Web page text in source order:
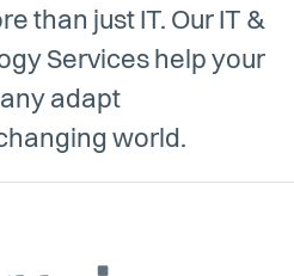
than just IT. Our IT &
Services help your
adapt
world.